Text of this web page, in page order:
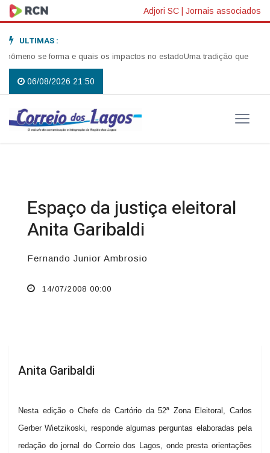
Adjori SC | Jornais associados
ULTIMAS :
se forma e quais os impactos no estadoUma tradição que voltou a
06/08/2026 21:50
Espaço da justiça eleitoral
Anita Garibaldi
Fernando Junior Ambrosio
14/07/2008 00:00
Anita Garibaldi
Nesta edição o Chefe de Cartório da 52ª Zona Eleitoral, Carlos
Gerber Wietzikoski, responde algumas perguntas elaboradas pela
redação do jornal do Correio dos Lagos, onde presta orientações